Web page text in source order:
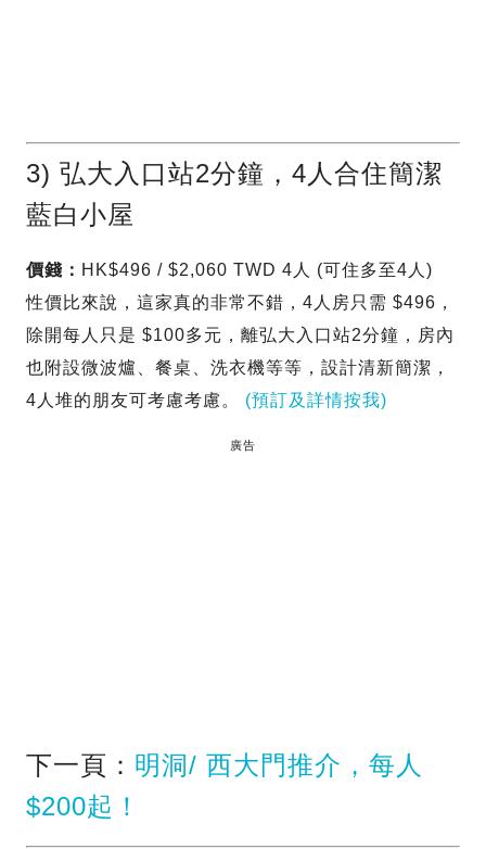
3) 弘大入口站2分鐘，4人合住簡潔
藍白小屋
價錢： HK$496 / $2,060 TWD 4人 (可住多至4人)
性價比來說，這家真的非常不錯，4人房只需 $496，
除開每人只是 $100多元，離弘大入口站2分鐘，房內
也附設微波爐、餐桌、洗衣機等等，設計清新簡潔，
4人堆的朋友可考慮考慮。 (預訂及詳情按我)
廣告
下一頁： 明洞/ 西大門推介，每人
$200起！